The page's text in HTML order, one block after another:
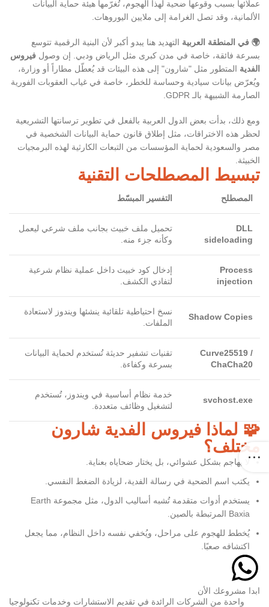
عملائها بسبب وقوعها ضحية لهذا الهجوم، تُغرّمها هيئة حماية البيانات
الألمانية، وقد تصل الغرامة إلى ملايين اليوروهات.
🌍 في المنطقة العربية التهديد هنا يبدو أكبر لأن البنية الرقمية تتوسع
بسرعة فائقة، خاصة في مدن كبرى مثل الرياض ودبي. إن وصول فيروس
الفدية المتطور مثل "شارون" إلى هذه البيئات قد يُعطّل مطاراً أو وزارة،
ويُعرّض بيانات سيادية وحساسة للخطر، خاصة في غياب العقوبات الفورية
الصارمة الشبيهة بالـ GDPR.
ومع ذلك، بدأت بعض الدول العربية بالفعل في تطوير ترسانتها التشريعية
لحظر هذه الاختراقات، مثل إطلاق قانون حماية البيانات الشخصية في
مصر والسعودية لحماية المؤسسات من التبعات الكارثية لهذه البرمجيات
الخبيثة.
تبسيط المصطلحات التقنية
المصطلح التفسير المبسّط
DLL
sideloading
تحميل ملف خبيث بجانب ملف شرعي ليعمل
وكأنه جزء منه.
Process
injection
إدخال كود خبيث داخل عملية نظام شرعية
لتفادي الكشف.
Shadow Copies
نسخ احتياطية تلقائية ينشئها ويندوز لاستعادة
الملفات.
Curve25519 /
ChaCha20
تقنيات تشفير حديثة تُستخدم لحماية البيانات
بسرعة وكفاءة.
svchost.exe
خدمة نظام أساسية في ويندوز، تُستخدم
لتشغيل وظائف متعددة.
🧩 لماذا فيروس الفدية شارون
مختلف؟
لا يهاجم بشكل عشوائي، بل يختار ضحاياه بعناية.
يكتب اسم الضحية في رسالة الفدية، لزيادة الضغط النفسي.
يستخدم أدوات متقدمة تُشبه أساليب الدول، مثل مجموعة Earth
Baxia المرتبطة بالصين.
يُخطط للهجوم على مراحل، ويُخفي نفسه داخل النظام، مما يجعل
اكتشافه صعبًا.
ابدا مشروعك الأن
واحدة من الشركات الرائدة في تقديم الاستشارات وخدمات تكنولوجيا